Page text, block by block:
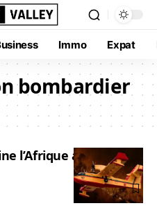
Immo Expat
bombardier
l’Afrique avec sa